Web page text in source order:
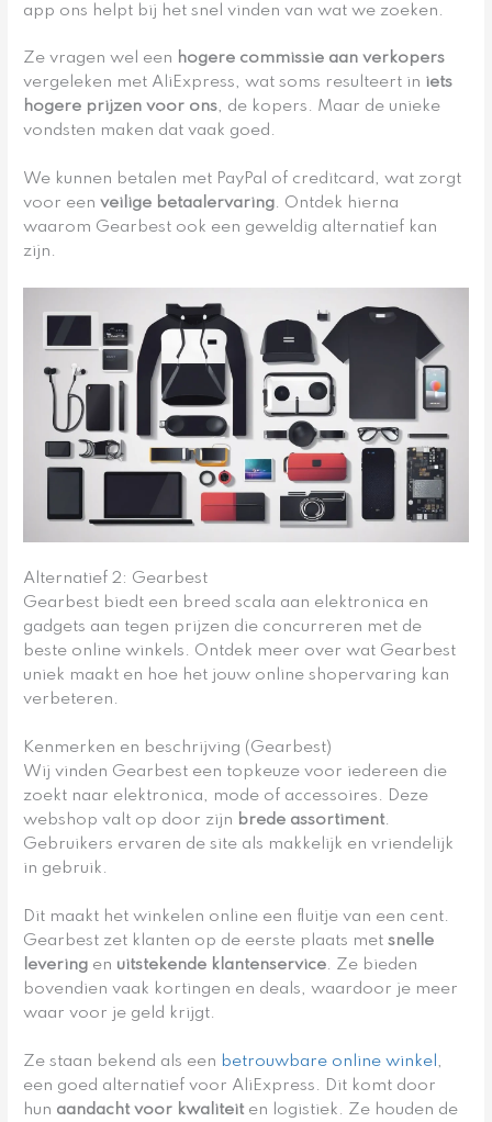
app ons helpt bij het snel vinden van wat we zoeken.
Ze vragen wel een hogere commissie aan verkopers
vergeleken met AliExpress, wat soms resulteert in iets
hogere prijzen voor ons, de kopers. Maar de unieke
vondsten maken dat vaak goed.
We kunnen betalen met PayPal of creditcard, wat zorgt
voor eenveilige betaalervaring. Ontdek hierna
waarom Gearbest ook een geweldig alternatief kan
zijn.
Alternatief 2: Gearbest
Gearbest biedt een breed scala aan elektronica en
gadgets aan tegen prijzen die concurreren met de
beste online winkels. Ontdek meer over wat Gearbest
uniek maakt en hoe het jouw online shopervaring kan
verbeteren.
Kenmerken en beschrijving (Gearbest)
Wij vinden Gearbest een topkeuze voor iedereen die
zoekt naar elektronica, mode of accessoires. Deze
webshop valt op door zijn brede assortiment.
Gebruikers ervaren de site als makkelijk en vriendelijk
in gebruik.
Dit maakt het winkelen online een fluitje van een cent.
Gearbest zet klanten op de eerste plaats metsnelle
levering en uitstekende klantenservice. Ze bieden
bovendien vaak kortingen en deals, waardoor je meer
waar voor je geld krijgt.
Ze staan bekend als een betrouwbare online winkel ,
een goed alternatief voor AliExpress. Dit komt door
hun aandacht voor kwaliteiten logistiek. Ze houden de